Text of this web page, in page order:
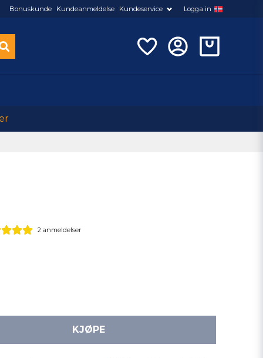
Bonuskunde Kundeanmeldelse Kundeservice Logga in
2 anmeldelser
KJØPE